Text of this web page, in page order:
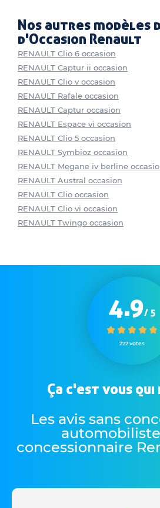
Nos autres modèles
d'Occasion Renault
RENAULT Clio 6 occasion
RENAULT Captur ii occasion
RENAULT Clio v occasion
RENAULT Rafale occasion
RENAULT Captur occasion
RENAULT Espace vi occasion
RENAULT Clio 5 occasion
RENAULT Symbioz occasion
RENAULT Megane iv berline
RENAULT Austral occasion
RENAULT Clio occasion
RENAULT Clio vi occasion
RENAULT Twingo occasion
4.9/ 5
222 votes
Ça c'est vous
Les avis sans
concessionnaire